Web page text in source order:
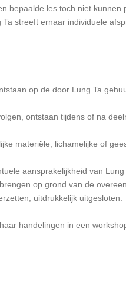
bepaalde les toch niet kunnen
streeft ernaar individuele
op de door Lung Ta
ontstaan tijdens of na
materiële, lichamelijke of
aansprakelijkheid van Lung
op grond van de
uitdrukkelijk uitgesloten.
handelingen in een